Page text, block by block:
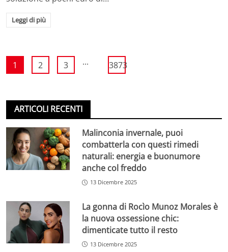
Leggi di più
1 2 3 ... 3873
ARTICOLI RECENTI
Malinconia invernale, puoi
combatterla con questi rimedi
naturali: energia e buonumore
anche col freddo
13 Dicembre 2025
La gonna di Rocìo Munoz Morales è
la nuova ossessione chic:
dimenticate tutto il resto
13 Dicembre 2025